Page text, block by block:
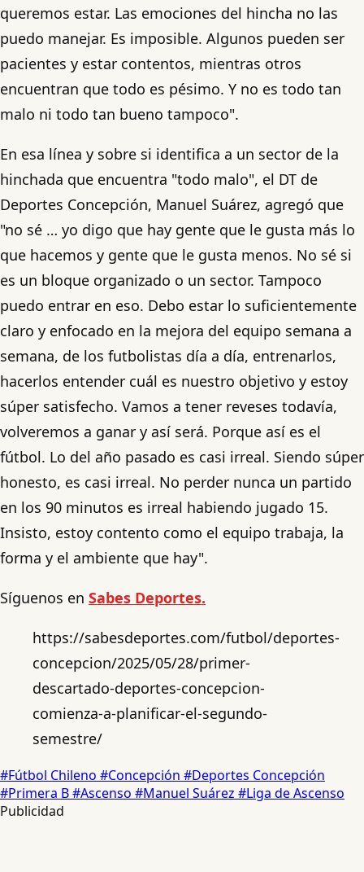
queremos estar. Las emociones del hincha no las
puedo manejar. Es imposible. Algunos pueden ser
pacientes y estar contentos, mientras otros
encuentran que todo es pésimo. Y no es todo tan
malo ni todo tan bueno tampoco".
En esa línea y sobre si identifica a un sector de la
hinchada que encuentra "todo malo", el DT de
Deportes Concepción, Manuel Suárez, agregó que
"no sé … yo digo que hay gente que le gusta más lo
que hacemos y gente que le gusta menos. No sé si
es un bloque organizado o un sector. Tampoco
puedo entrar en eso. Debo estar lo suficientemente
claro y enfocado en la mejora del equipo semana a
semana, de los futbolistas día a día, entrenarlos,
hacerlos entender cuál es nuestro objetivo y estoy
súper satisfecho. Vamos a tener reveses todavía,
volveremos a ganar y así será. Porque así es el
fútbol. Lo del año pasado es casi irreal. Siendo súper
honesto, es casi irreal. No perder nunca un partido
en los 90 minutos es irreal habiendo jugado 15.
Insisto, estoy contento como el equipo trabaja, la
forma y el ambiente que hay".
Síguenos en Sabes Deportes.
https://sabesdeportes.com/futbol/deportes-
concepcion/2025/05/28/primer-
descartado-deportes-concepcion-
comienza-a-planificar-el-segundo-
semestre/
#Fútbol Chileno #Concepción #Deportes Concepción
#Primera B#Ascenso #Manuel Suárez #Liga de Ascenso
Publicidad